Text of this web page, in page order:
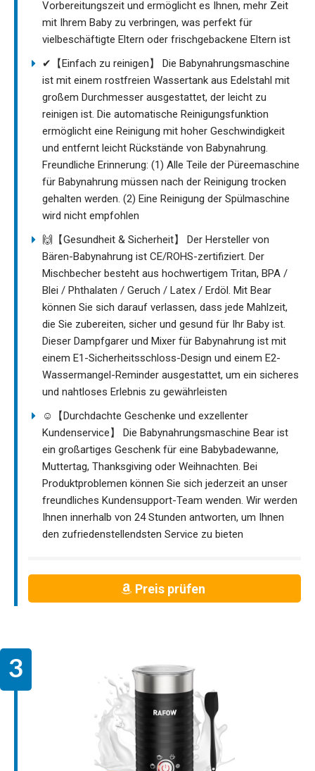
Vorbereitungszeit und ermöglicht es Ihnen, mehr Zeit
mit Ihrem Baby zu verbringen, was perfekt für
vielbeschäftigte Eltern oder frischgebackene Eltern ist
✔【Einfach zu reinigen】 Die Babynahrungsmaschine
ist mit einem rostfreien Wassertank aus Edelstahl mit
großem Durchmesser ausgestattet, der leicht zu
reinigen ist. Die automatische Reinigungsfunktion
ermöglicht eine Reinigung mit hoher Geschwindigkeit
und entfernt leicht Rückstände von Babynahrung.
Freundliche Erinnerung: (1) Alle Teile der Püreemaschine
für Babynahrung müssen nach der Reinigung trocken
gehalten werden. (2) Eine Reinigung der Spülmaschine
wird nicht empfohlen
🙌【Gesundheit & Sicherheit】 Der Hersteller von
Bären-Babynahrung ist CE/ROHS-zertifiziert. Der
Mischbecher besteht aus hochwertigem Tritan, BPA /
Blei / Phthalaten / Geruch / Latex / Erdöl. Mit Bear
können Sie sich darauf verlassen, dass jede Mahlzeit,
die Sie zubereiten, sicher und gesund für Ihr Baby ist.
Dieser Dampfgarer und Mixer für Babynahrung ist mit
einem E1-Sicherheitsschloss-Design und einem E2-
Wassermangel-Reminder ausgestattet, um ein sicheres
und nahtloses Erlebnis zu gewährleisten
☺【Durchdachte Geschenke und exzellenter
Kundenservice】 Die Babynahrungsmaschine Bear ist
ein großartiges Geschenk für eine Babybadewanne,
Muttertag, Thanksgiving oder Weihnachten. Bei
Produktproblemen können Sie sich jederzeit an unser
freundliches Kundensupport-Team wenden. Wir werden
Ihnen innerhalb von 24 Stunden antworten, um Ihnen
den zufriedenstellendsten Service zu bieten
Preis prüfen